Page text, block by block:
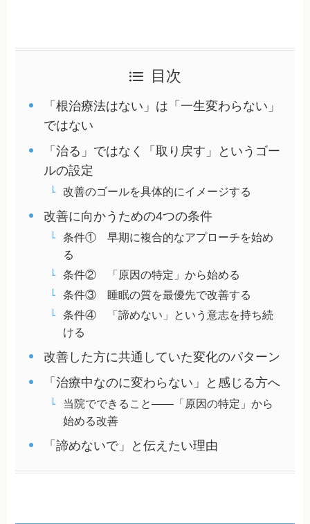
目次
「根治療法はない」は「一生変わらない」
ではない
「治る」ではなく「取り戻す」というゴー
ルの設定
改善のゴールを具体的にイメージする
改善に向かうための4つの条件
条件① 早期に複合的なアプローチを始め
る
条件② 「原因の特定」から始める
条件③ 睡眠の質を最優先で改善する
条件④ 「諦めない」という意志を持ち続
ける
改善した方に共通していた変化のパターン
「治療中なのに変わらない」と感じる方へ
当院でできること——「原因の特定」から
始める改善
「諦めないで」と伝えたい理由